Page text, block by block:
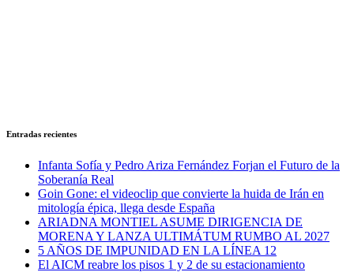
Entradas recientes
Infanta Sofía y Pedro Ariza Fernández Forjan el Futuro de la
Soberanía Real
Goin Gone: el videoclip que convierte la huida de Irán en
mitología épica, llega desde España
ARIADNA MONTIEL ASUME DIRIGENCIA DE
MORENA Y LANZA ULTIMÁTUM RUMBO AL 2027
5 AÑOS DE IMPUNIDAD EN LA LÍNEA 12
El AICM reabre los pisos 1 y 2 de su estacionamiento